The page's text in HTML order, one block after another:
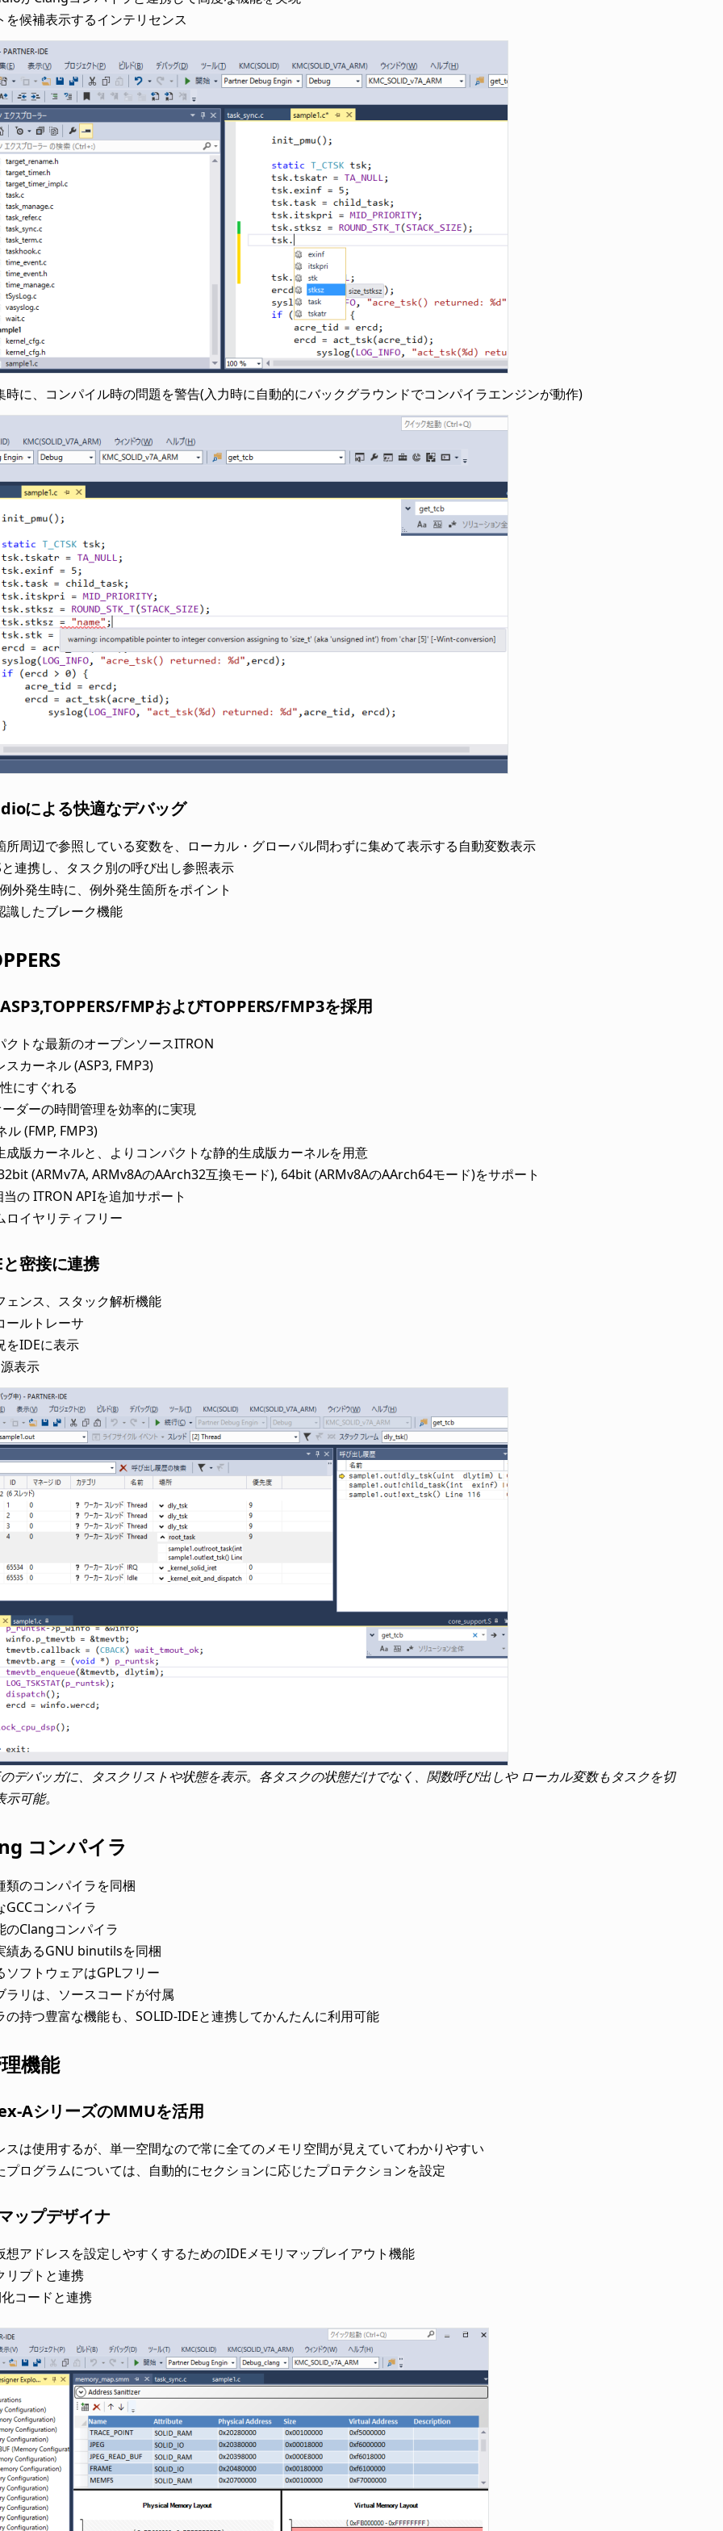
を候補表示するインテリセンス
時に、コンパイル時の問題を警告(入力時に自動的にバックグラウンドでコンパイラエンジンが動作)
による快適なデバッグ
所周辺で参照している変数を、ローカル・グローバル問わずに集めて表示する自動変数表示
連携し、タスク別の呼び出し参照表示
外発生時に、例外発生箇所をポイント
識したブレーク機能
FMPおよびTOPPERS/FMP3を採用
クトな最新のオープンソースITRON
スカーネル (ASP3, FMP3)
にすぐれる
ダーの時間管理を効率的に実現
ル (FMP, FMP3)
成版カーネルと、よりコンパクトな静的生成版カーネルを用意
(ARMv7A, ARMv8AのAArch32互換モード), 64bit (ARMv8AのAArch64モード)をサポート
の ITRON APIを追加サポート
ロイヤリティフリー
密接に連携
ェンス、スタック解析機能
ールトレーサ
をIDEに表示
表示
のデバッガに、タスクリストや状態を表示。各タスクの状態だけでなく、関数呼び出しや ローカル変数もタスクを切
可能。
コンパイラ
類のコンパイラを同梱
GCCコンパイラ
のClangコンパイラ
績あるGNU binutilsを同梱
ソフトウェアはGPLフリー
ラリは、ソースコードが付属
の持つ豊富な機能も、SOLID-IDEと連携してかんたんに利用可能
機能
AシリーズのMMUを活用
スは使用するが、単一空間なので常に全てのメモリ空間が見えていてわかりやすい
プログラムについては、自動的にセクションに応じたプロテクションを設定
ップデザイナ
想アドレスを設定しやすくするためのIDEメモリマップレイアウト機能
リプトと連携
コードと連携